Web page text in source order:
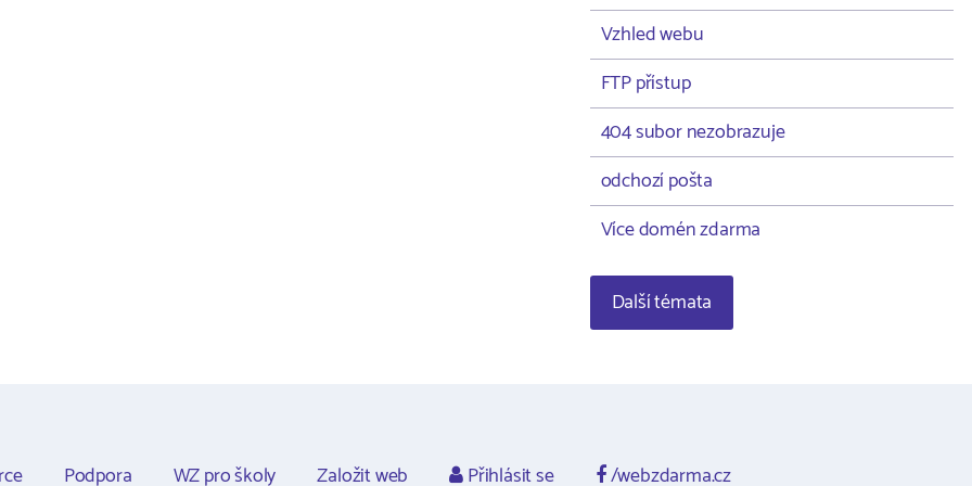
Vzhled webu
FTP přístup
404 subor nezobrazuje
odchozí pošta
Více domén zdarma
Další témata
Podpora WZ pro školy Založit web Přihlásit se /webzdarma.cz